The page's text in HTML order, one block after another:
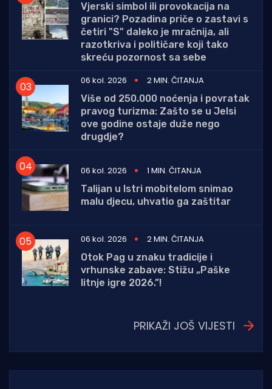
Vjerski simbol ili provokacija na
granici? Pozadina priče o zastavi s
četiri "S" daleko je mračnija, ali
razotkriva i političare koji tako
skreću pozornost sa sebe
06 kol. 2026
2 MIN. ČITANJA
Više od 250.000 noćenja i povratak
pravog turizma: Zašto se u Jelsi
ove godine ostaje duže nego
drugdje?
06 kol. 2026
1 MIN. ČITANJA
Talijan u Istri mobitelom snimao
malu djecu, uhvatio ga zaštitar
06 kol. 2026
2 MIN. ČITANJA
Otok Pag u znaku tradicije i
vrhunske zabave: Stižu „Paške
litnje igre 2026.”!
PRIKAŽI JOŠ VIJESTI